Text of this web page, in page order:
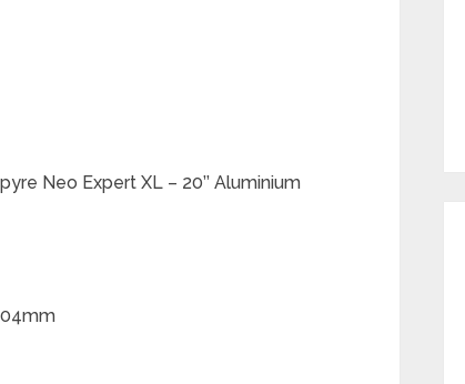
Neo Expert XL – 20’’ Aluminium